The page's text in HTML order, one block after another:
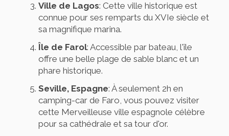
Ville de Lagos: Cette ville historique est
connue pour ses remparts du XVIe siècle et
sa magnifique marina.
Île de Farol: Accessible par bateau, l'île
offre une belle plage de sable blanc et un
phare historique.
Seville, Espagne: À seulement 2h en
camping-car de Faro, vous pouvez visiter
cette Merveilleuse ville espagnole célèbre
pour sa cathédrale et sa tour d'or.